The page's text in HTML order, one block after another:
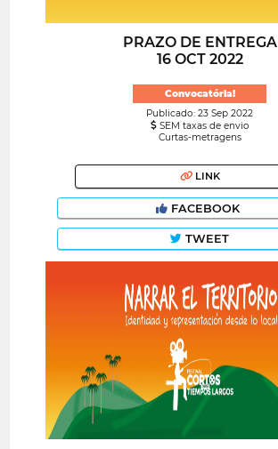
PRAZO DE ENTREGA
16 OCT 2022
Convocatória!
Publicado: 23 Sep 2022
SEM taxas de envio
Curtas-metragens
LINK
FACEBOOK
TWEET